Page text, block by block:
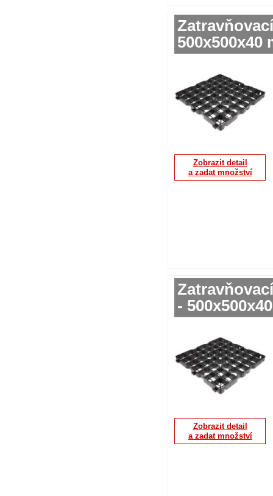
500x500x40
Zobrazit detail
a zadat množství
-
Zobrazit detail
a zadat množství